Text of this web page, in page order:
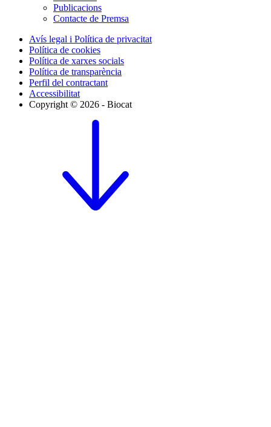
Publicacions
Contacte de Premsa
Avís legal i Política de privacitat
Política de cookies
Política de xarxes socials
Política de transparència
Perfil del contractant
Accessibilitat
Copyright © 2026 - Biocat